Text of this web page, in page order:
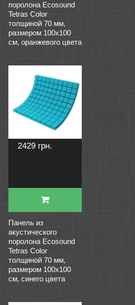
поролона Ecosound
Tetras Color
толщиной 70 мм,
размером 100х100
см, оранжевого цвета
2429 грн.
Панель из
акустического
поролона Ecosound
Tetras Color
толщиной 70 мм,
размером 100х100
см, синего цвета